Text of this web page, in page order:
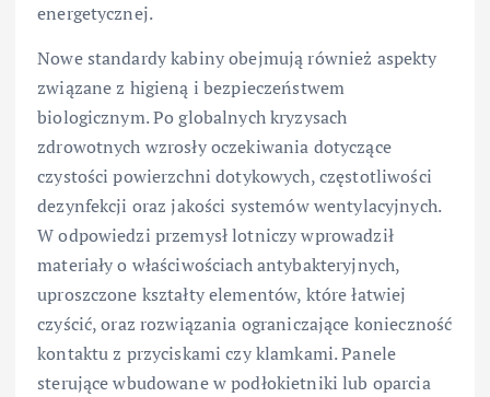
energetycznej.
Nowe standardy kabiny obejmują również aspekty
związane z higieną i bezpieczeństwem
biologicznym. Po globalnych kryzysach
zdrowotnych wzrosły oczekiwania dotyczące
czystości powierzchni dotykowych, częstotliwości
dezynfekcji oraz jakości systemów wentylacyjnych.
W odpowiedzi przemysł lotniczy wprowadził
materiały o właściwościach antybakteryjnych,
uproszczone kształty elementów, które łatwiej
czyścić, oraz rozwiązania ograniczające konieczność
kontaktu z przyciskami czy klamkami. Panele
sterujące wbudowane w podłokietniki lub oparcia